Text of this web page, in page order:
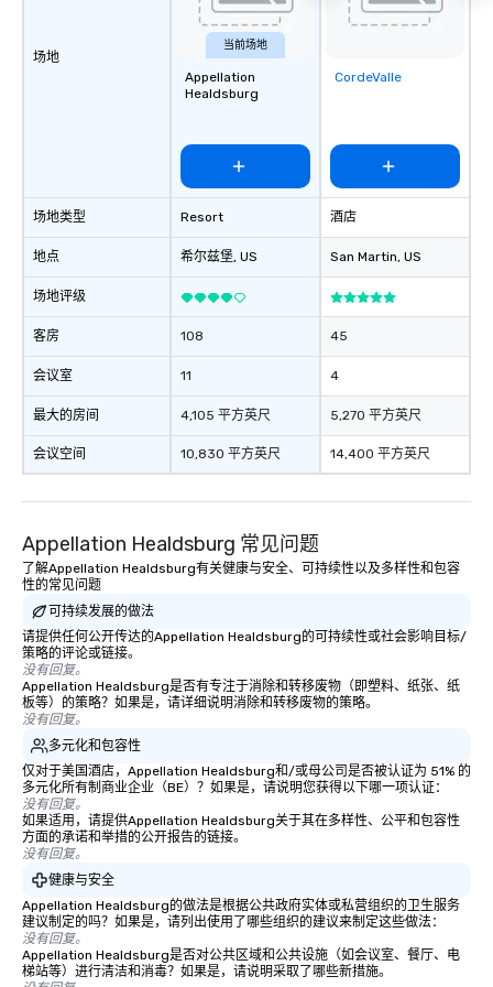
场地
场地类型
地点
场地评级
客房
会议室
最大的房间
会议空间
当前场地
Appellation
Healdsburg
Resort
希尔兹堡, US
108
11
4,105 平方英尺
10,830 平方英尺
Removed from
CordeValle
酒店
San Martin, US
45
4
5,270 平方英尺
14,400 平方英尺
Appellation Healdsburg 常见问题
了解Appellation Healdsburg有关健康与安全、可持续性以及多样性和包容
性的常见问题
可持续发展的做法
请提供任何公开传达的Appellation Healdsburg的可持续性或社会影响目标/
策略的评论或链接。
没有回复。
Appellation Healdsburg是否有专注于消除和转移废物（即塑料、纸张、纸
板等）的策略？如果是，请详细说明消除和转移废物的策略。
没有回复。
多元化和包容性
仅对于美国酒店，Appellation Healdsburg和/或母公司是否被认证为 51% 的
多元化所有制商业企业（BE）？如果是，请说明您获得以下哪一项认证：
没有回复。
如果适用，请提供Appellation Healdsburg关于其在多样性、公平和包容性
方面的承诺和举措的公开报告的链接。
没有回复。
健康与安全
Appellation Healdsburg的做法是根据公共政府实体或私营组织的卫生服务
建议制定的吗？如果是，请列出使用了哪些组织的建议来制定这些做法：
没有回复。
Appellation Healdsburg是否对公共区域和公共设施（如会议室、餐厅、电
梯站等）进行清洁和消毒？如果是，请说明采取了哪些新措施。